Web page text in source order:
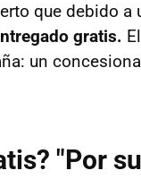
que debido
gratis.
un
"Por